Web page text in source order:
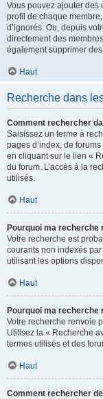
Vous pouvez ajouter des
profil de chaque
d’ignorés. Ou, depuis
directement des
également supprimer
Haut
Recherche dans
Comment rechercher
Saisissez un terme à
pages d’index, de
en cliquant sur le lien «
du forum. L’accès à la
utilisés.
Haut
Pourquoi ma recherche
Votre recherche est
courants non indexés
utilisant les options
Haut
Pourquoi ma recherche
Votre recherche renvoie
Utilisez la « Recherche
termes utilisés et des
Haut
Comment rechercher